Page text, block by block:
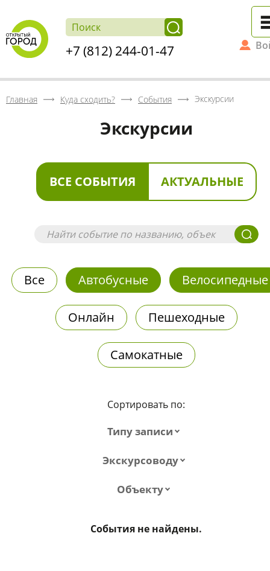
+7 (812) 244-01-47
Главная Куда сходить? События Экскурсии
Экскурсии
ВСЕ СОБЫТИЯ АКТУАЛЬНЫЕ
Все Автобусные Велосипедные
Онлайн Пешеходные
Самокатные
Сортировать по:
Типу записи
Экскурсоводу
Объекту
События не найдены.